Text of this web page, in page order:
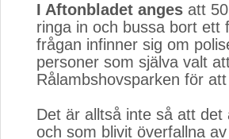
I Aftonbladet anges att
ringa in och bussa bort ett
frågan infinner sig om
personer som själva valt
Rålambshovsparken för
Det är alltså inte så att
och som blivit överfallna